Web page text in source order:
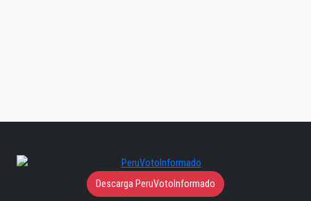
Descarga PeruVotoInformado